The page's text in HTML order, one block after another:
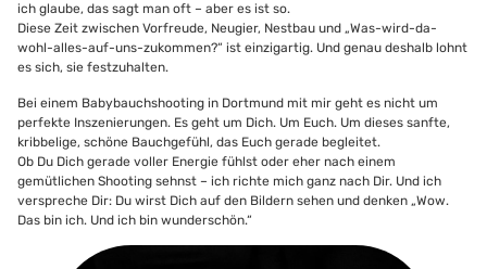
ich glaube, das sagt man oft – aber es ist so.
Diese Zeit zwischen Vorfreude, Neugier, Nestbau und „Was-wird-da-
wohl-alles-auf-uns-zukommen?“ ist einzigartig. Und genau deshalb lohnt
es sich, sie festzuhalten.
Bei einem Babybauchshooting in Dortmund mit mir geht es nicht um
perfekte Inszenierungen. Es geht um Dich. Um Euch. Um dieses sanfte,
kribbelige, schöne Bauchgefühl, das Euch gerade begleitet.
Ob Du Dich gerade voller Energie fühlst oder eher nach einem
gemütlichen Shooting sehnst – ich richte mich ganz nach Dir. Und ich
verspreche Dir: Du wirst Dich auf den Bildern sehen und denken „Wow.
Das bin ich. Und ich bin wunderschön.“